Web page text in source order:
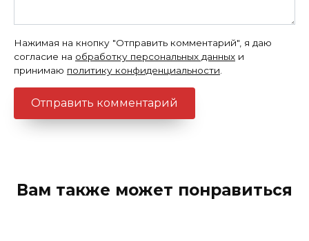
Нажимая на кнопку "Отправить комментарий", я даю
согласие на обработку персональных данных и
принимаю политику конфиденциальности.
Вам также может понравиться